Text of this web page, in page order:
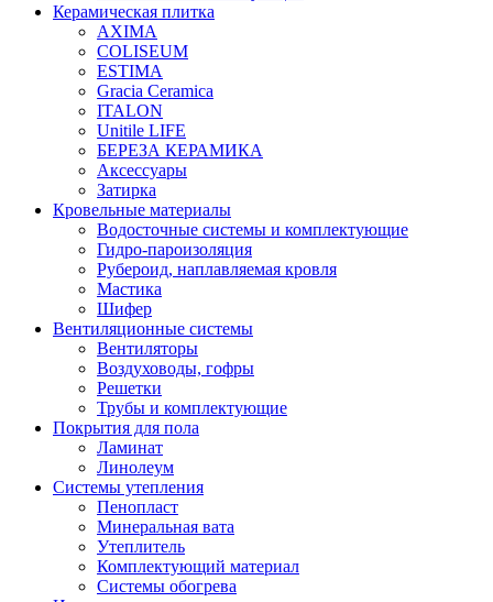
Керамическая плитка
AXIMA
COLISEUM
ESTIMA
Gracia Ceramica
ITALON
Unitile LIFE
БЕРЕЗА КЕРАМИКА
Аксессуары
Затирка
Кровельные материалы
Водосточные системы и комплектующие
Гидро-пароизоляция
Рубероид, наплавляемая кровля
Мастика
Шифер
Вентиляционные системы
Вентиляторы
Воздуховоды, гофры
Решетки
Трубы и комплектующие
Покрытия для пола
Ламинат
Линолеум
Системы утепления
Пенопласт
Минеральная вата
Утеплитель
Комплектующий материал
Системы обогрева